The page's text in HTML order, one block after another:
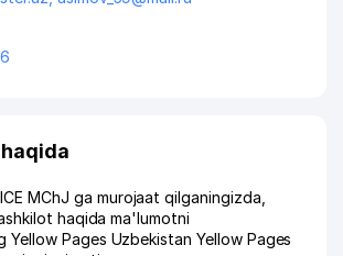
MChJ ga murojaat qilganingizda,
haqida ma'lumotni
Yellow Pages Uzbekistan Yellow Pages